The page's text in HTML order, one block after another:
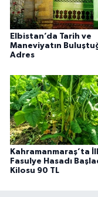
Elbistan’da Tarih ve
Maneviyatın
Adres
Kahramanmaraş’ta
Fasulye Hasadı
Kilosu 90 TL